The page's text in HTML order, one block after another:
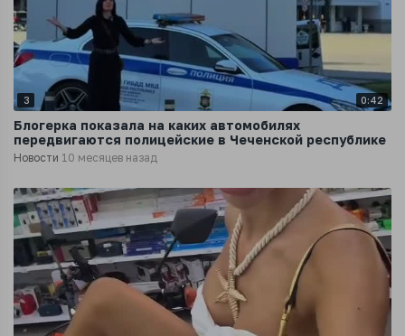
3 0:42
Блогерка показала на каких автомобилях
передвигаются полицейские в Чеченской республике
Новости 10 месяцев назад